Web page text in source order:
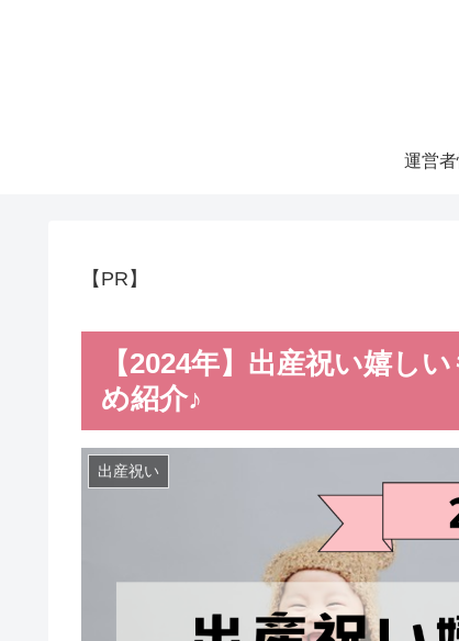
運営者
【PR】
【2024年】出産祝い嬉し
め紹介♪
出産祝い